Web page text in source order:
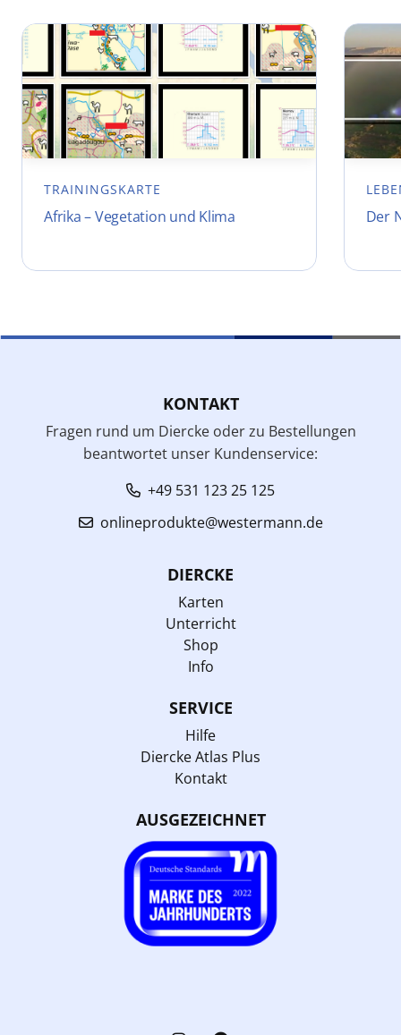
TRAININGSKARTE
Afrika – Vegetation und Klima Der
KONTAKT
Fragen rund um Diercke oder zu Bestellungen
beantwortet unser Kundenservice:
+49 531 123 25 125
onlineprodukte@westermann.de
DIERCKE
Karten
Unterricht
Shop
Info
SERVICE
Hilfe
Diercke Atlas Plus
Kontakt
AUSGEZEICHNET